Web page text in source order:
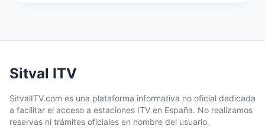
Sitval ITV
SitvalITV.com es una plataforma informativa no oficial dedicada
a facilitar el acceso a estaciones ITV en España. No realizamos
reservas ni trámites oficiales en nombre del usuario.